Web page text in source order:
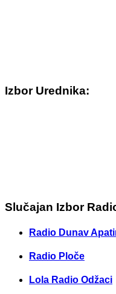
Izbor Urednika:
Slučajan Izbor
Radio Dunav
Radio Ploče
Lola Radio Odžaci